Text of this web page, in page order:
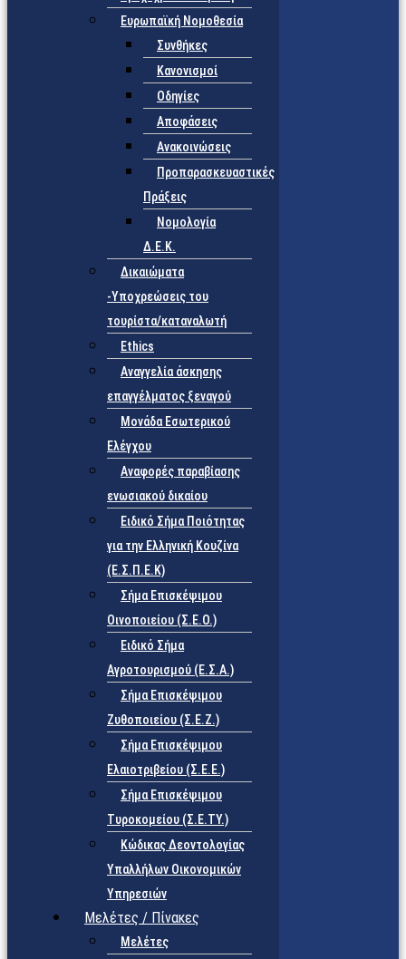
Ευρωπαϊκή Νομοθεσία
Συνθήκες
Κανονισμοί
Οδηγίες
Αποφάσεις
Ανακοινώσεις
Προπαρασκευαστικές
Πράξεις
Νομολογία
Δ.Ε.Κ.
Δικαιώματα
-Υποχρεώσεις του
τουρίστα/καταναλωτή
Ethics
Αναγγελία άσκησης
επαγγέλματος ξεναγού
Μονάδα Εσωτερικού
Ελέγχου
Αναφορές παραβίασης
ενωσιακού δικαίου
Ειδικό Σήμα Ποιότητας
για την Ελληνική Κουζίνα
(Ε.Σ.Π.Ε.Κ)
Σήμα Επισκέψιμου
Οινοποιείου (Σ.Ε.Ο.)
Ειδικό Σήμα
Αγροτουρισμού (Ε.Σ.Α.)
Σήμα Επισκέψιμου
Ζυθοποιείου (Σ.Ε.Ζ.)
Σήμα Επισκέψιμου
Ελαιοτριβείου (Σ.Ε.Ε.)
Σήμα Επισκέψιμου
Τυροκομείου (Σ.Ε.TY.)
Κώδικας Δεοντολογίας
Υπαλλήλων Οικονομικών
Υπηρεσιών
Μελέτες / Πίνακες
Μελέτες